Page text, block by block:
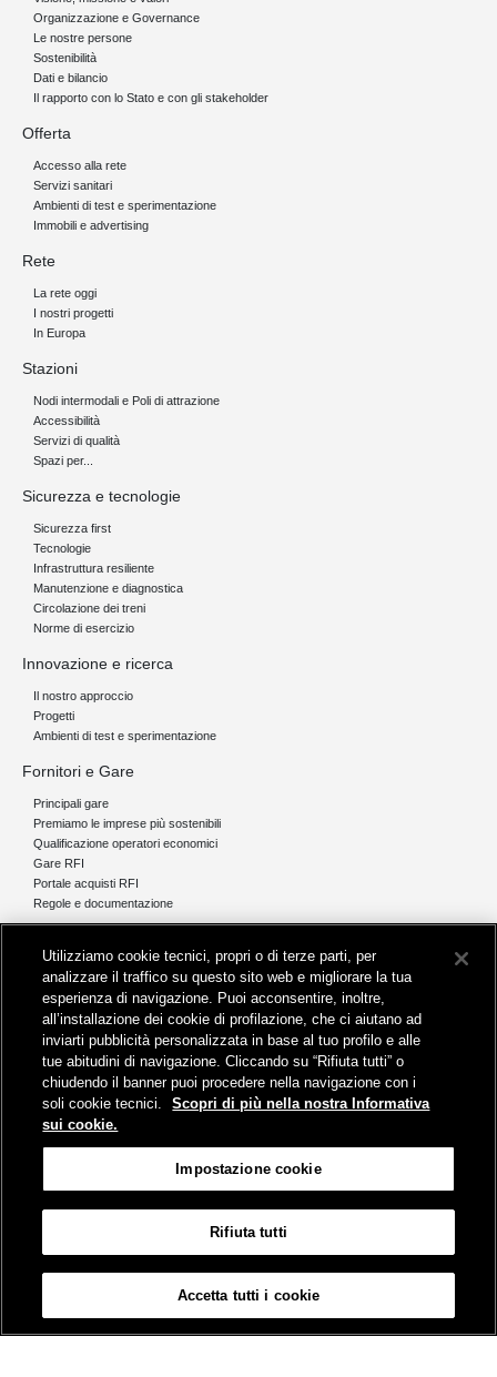
Organizzazione e Governance
Le nostre persone
Sostenibilità
Dati e bilancio
Il rapporto con lo Stato e con gli stakeholder
Offerta
Accesso alla rete
Servizi sanitari
Ambienti di test e sperimentazione
Immobili e advertising
Rete
La rete oggi
I nostri progetti
In Europa
Stazioni
Nodi intermodali e Poli di attrazione
Accessibilità
Servizi di qualità
Spazi per...
Sicurezza e tecnologie
Sicurezza first
Tecnologie
Infrastruttura resiliente
Manutenzione e diagnostica
Circolazione dei treni
Norme di esercizio
Innovazione e ricerca
Il nostro approccio
Progetti
Ambienti di test e sperimentazione
Fornitori e Gare
Principali gare
Premiamo le imprese più sostenibili
Qualificazione operatori economici
Gare RFI
Portale acquisti RFI
Regole e documentazione
Comunicati stampa e news
Novità on line
Infomobilità
Feed - RSS
Protezione dati
Informativa sui Cookies Partita Iva 01008081000
Utilizziamo cookie tecnici, propri o di terze parti, per
analizzare il traffico su questo sito web e migliorare la tua
esperienza di navigazione. Puoi acconsentire, inoltre,
all’installazione dei cookie di profilazione, che ci aiutano ad
inviarti pubblicità personalizzata in base al tuo profilo e alle
tue abitudini di navigazione. Cliccando su “Rifiuta tutti” o
chiudendo il banner puoi procedere nella navigazione con i
soli cookie tecnici.
Scopri di più nella nostra Informativa
sui cookie.
Impostazione cookie
Rifiuta tutti
Accetta tutti i cookie